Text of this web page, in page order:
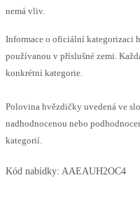
nemá vliv.
Informace o oficiální kategorizaci
používanou v příslušné zemi.
konkrétní kategorie.
Polovina hvězdičky uvedená ve
nadhodnocenou nebo
kategorií.
Kód nabídky: AAEAUH2OC4